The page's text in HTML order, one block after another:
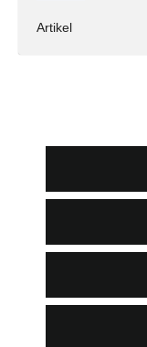
Artikel